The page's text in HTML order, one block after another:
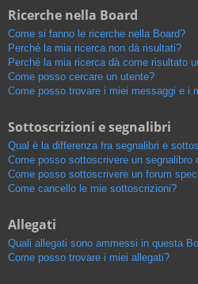
Ricerche nella Board
Come si fanno le ricerche nella Board?
Perché la mia ricerca non dà risultati?
Perché la mia ricerca dà come risultato
Come posso cercare un utente?
Come posso trovare i miei messaggi e i
Sottoscrizioni e segnalibri
Qual è la differenza fra segnalibri e
Come posso sottoscrivere un segnalibro
Come posso sottoscrivere un forum
Come cancello le mie sottoscrizioni?
Allegati
Quali allegati sono ammessi in questa
Come posso trovare i miei allegati?